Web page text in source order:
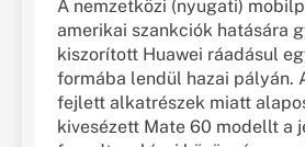
A nemzetközi (nyugati)
amerikai szankciók hatására
kiszorított Huawei ráadásul
formába lendül hazai pályán.
fejlett alkatrészek miatt
kivesézett Mate 60 modellt a